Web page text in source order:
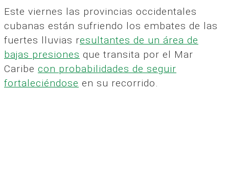
Este viernes las provincias occidentales
cubanas están sufriendo los embates de las
fuertes lluvias resultantes de un área de
bajas presiones que transita por el Mar
Caribe con probabilidades de seguir
fortaleciéndose en su recorrido.